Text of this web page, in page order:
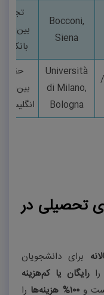
Bocconi,
Siena
تجارت
Università
di Milano,
Bologna
حقوق
تحصیلی در
برای دانشجویان
رارایگان یا کم‌هزینه
و۱۰۰% هزینه‌ها را